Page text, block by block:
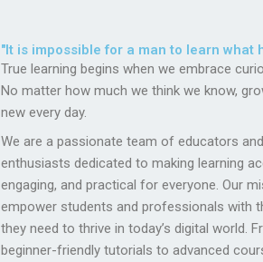
"It is impossible for a man to learn what
True learning begins when we embrace
No matter how much we think we know,
new every day.
We are a passionate team of educators
enthusiasts dedicated to making learning
engaging, and practical for everyone. Our
empower students and professionals with
they need to thrive in today’s digital world.
beginner-friendly tutorials to advanced
provide high-quality content designed to help
grow their knowledge, boost their careers,
their ideas into reality. With a focus on
flexibility, and real-world application, we
create a learning environment where everyone